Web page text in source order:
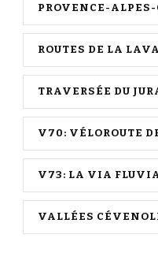
PROVENCE-ALPES-
ROUTES DE LA
TRAVERSÉE DU
V70: VÉLOROUTE
V73: LA VIA
VALLÉES